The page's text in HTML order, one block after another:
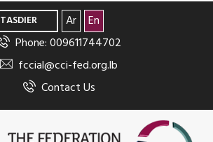
TASDIER Ar
En
Phone: 009611744702
fccial@cci-fed.org.lb
Contact Us